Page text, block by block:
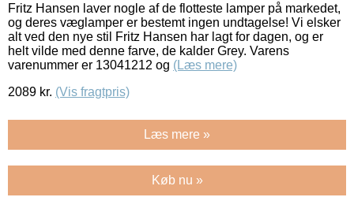
Fritz Hansen laver nogle af de flotteste lamper på markedet,
og deres væglamper er bestemt ingen undtagelse! Vi elsker
alt ved den nye stil Fritz Hansen har lagt for dagen, og er
helt vilde med denne farve, de kalder Grey. Varens
varenummer er 13041212 og (Læs mere)
2089 kr. (Vis fragtpris)
Læs mere »
Køb nu »